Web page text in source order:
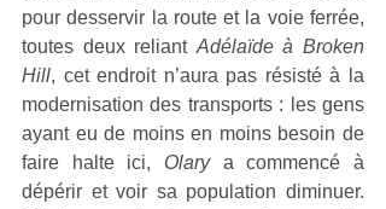
pour desservir la route et la voie ferrée,
toutes deux reliant Adélaïde à Broken
Hill, cet endroit n’aura pas résisté à la
modernisation des transports : les gens
ayant eu de moins en moins besoin de
faire halte ici, Olary a commencé à
dépérir et voir sa population diminuer.